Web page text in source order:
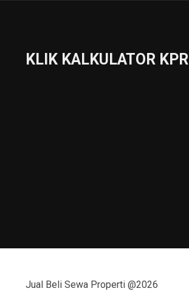
KLIK KALKULATOR KPR
Jual Beli Sewa Properti @2026